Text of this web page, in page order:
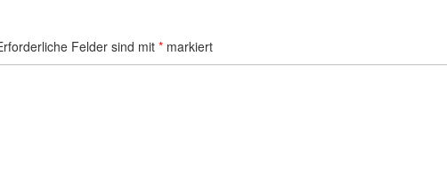
Felder sind mit* markiert